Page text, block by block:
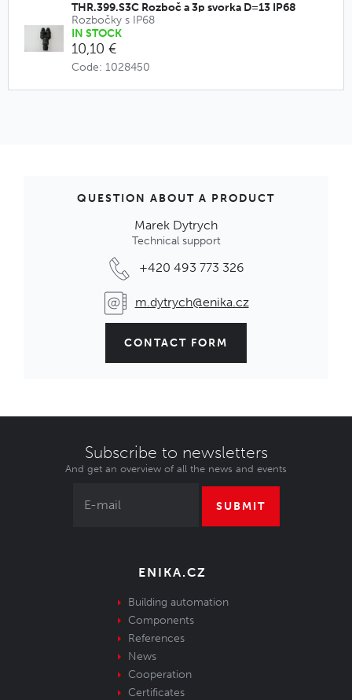
THR.399.S3C Rozboč a 3p svorka D=13 IP68
Rozbočky s IP68
IN STOCK
10,10 €
Code: 1028450
QUESTION ABOUT A PRODUCT
Marek Dytrych
Technical support
+420 493 773 326
m.dytrych@enika.cz
CONTACT FORM
Subscribe to newsletters
And get an overview of all the news and events
SUBMIT
ENIKA.CZ
Building automation
Components
References
News
Cooperation
Certificates